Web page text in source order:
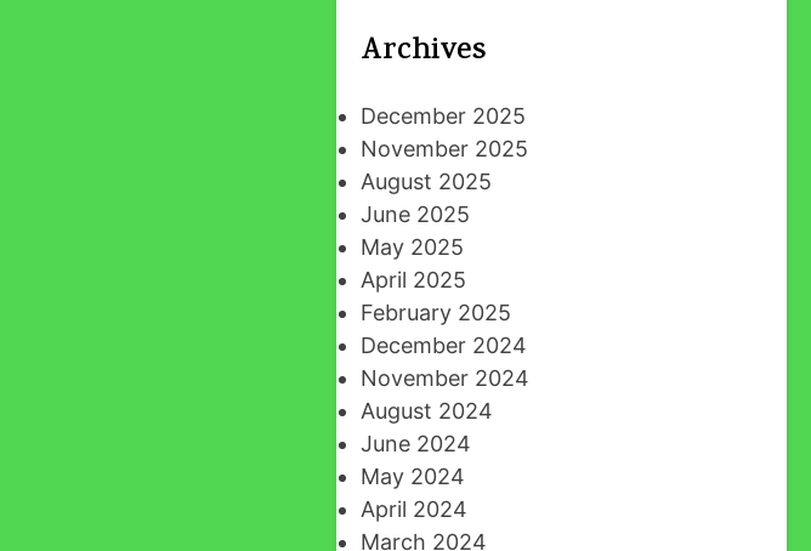
Archives
December 2025
November 2025
August 2025
June 2025
May 2025
April 2025
February 2025
December 2024
November 2024
August 2024
June 2024
May 2024
April 2024
March 2024